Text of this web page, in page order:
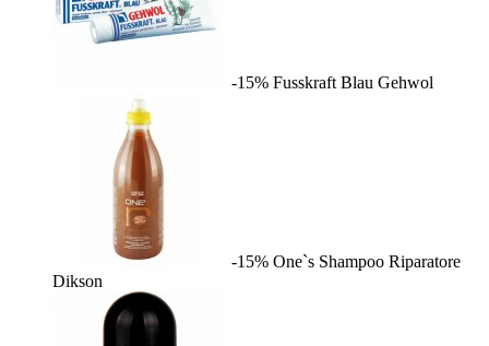
-15% Fusskraft Blau Gehwol
-15% One`s Shampoo Riparatore
Dikson